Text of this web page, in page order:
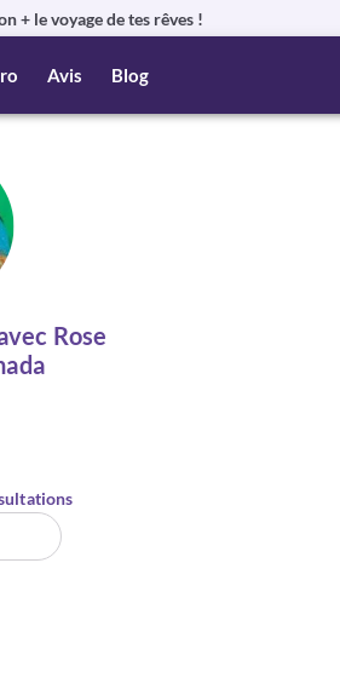
+ le voyage de tes rêves !
Avis Blog
Rose